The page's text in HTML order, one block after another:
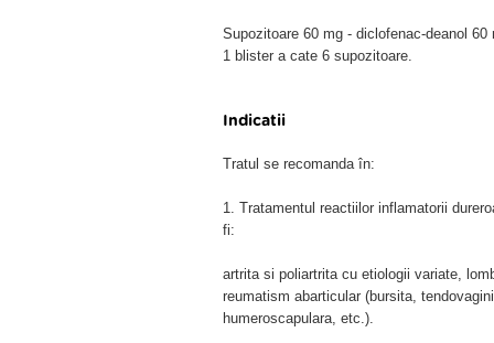
Supozitoare 60 mg - diclofenac-deanol 60
1 blister a cate 6 supozitoare.
Indicatii
Tratul se recomanda în:
1. Tratamentul reactiilor inflamatorii
fi:
artrita si poliartrita cu etiologii variate,
reumatism abarticular (bursita,
humeroscapulara, etc.).